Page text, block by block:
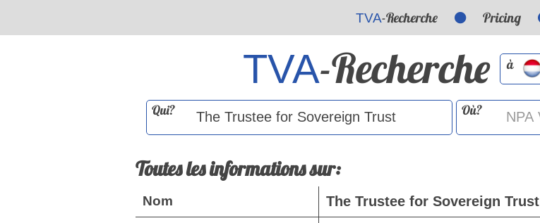
TVA-Recherche Pricing
TVA-Recherche à
Qui? Où?
Toutes les informations sur:
Nom The Trustee for Sovereign Trust